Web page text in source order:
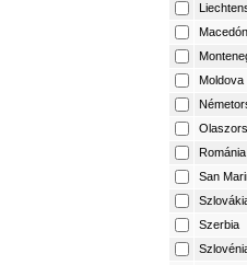
Moldova
Románia
San
Szerbia